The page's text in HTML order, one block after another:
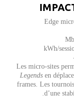
Edge
Les micro‑sites
Legends en
frames. Les
d’une